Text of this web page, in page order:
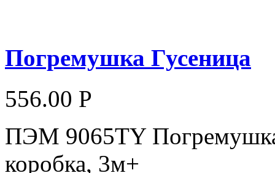
Погремушка Гусеница
556.00 Р
ПЭМ 9065TY
коробка, 3м+